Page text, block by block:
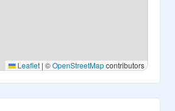
Leaflet | ©OpenStreetMapcontributors